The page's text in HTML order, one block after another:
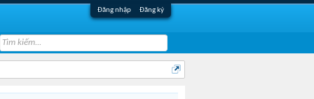
Đăng nhập Đăng ký